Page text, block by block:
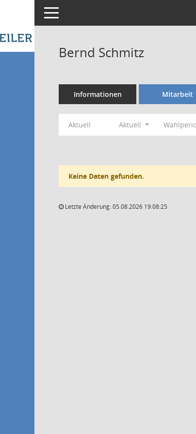
Toggle navigation
Bernd Schmitz
Informationen Mitarbeit
Aktuell Aktuell
Keine Daten gefunden.
Letzte Änderung: 05.08.2026 19:08:25